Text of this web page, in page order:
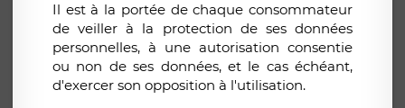
Il est à la portée de chaque consommateur
de veiller à la protection de ses données
personnelles, à une autorisation consentie
ou non de ses données, et le cas échéant,
d'exercer son opposition à l'utilisation.